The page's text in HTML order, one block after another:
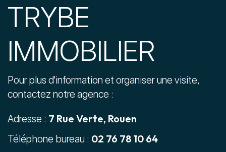
TRYBE
IMMOBILIER
Pour plus d'information et organiser une visite,
contactez notre agence :
Adresse : 7 Rue Verte, Rouen
Téléphone bureau : 02 76 78 10 64